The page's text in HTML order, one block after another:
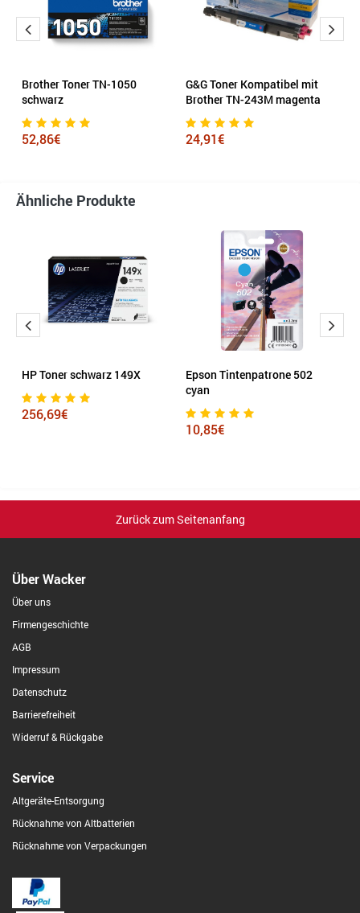
Brother Toner TN-1050
schwarz
52,86€
G&G Toner Kompatibel mit
Brother TN-243M magenta
24,91€
Ähnliche Produkte
HP Toner schwarz 149X
256,69€
Epson Tintenpatrone 502
cyan
10,85€
Zurück zum Seitenanfang
Über Wacker
Über uns
Firmengeschichte
AGB
Impressum
Datenschutz
Barrierefreiheit
Widerruf & Rückgabe
Service
Altgeräte-Entsorgung
Rücknahme von Altbatterien
Rücknahme von Verpackungen